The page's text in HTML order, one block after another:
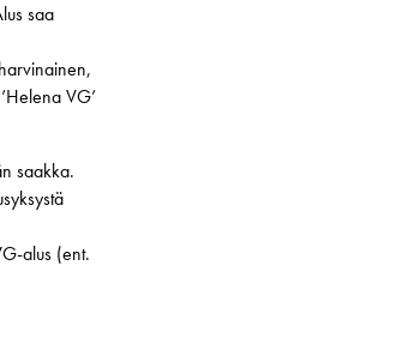
saa
VG’
saakka.
alus (ent.